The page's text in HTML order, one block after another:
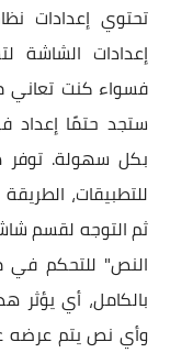
إعدادات الشاشة
فسواء كنت تعاني
ستجد حتمًا إعداد
بكل سهولة. توفر
للتطبيقات،
ثم التوجه لقسم
النص" للتحكم
بالكامل، أي يؤثر
وأي نص يتم عرضه